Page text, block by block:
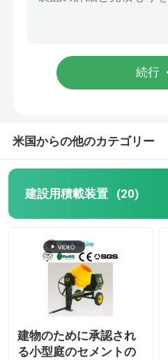
小型トラックミキサ機械
ガソリン木製の砕木機
CNCのルーター機械
木製の押す機械
CNCの金属の旋盤
米国からの他のカテゴリー
建設用積載装置 (20)
建物のために承認され
る小型庭のセメントの